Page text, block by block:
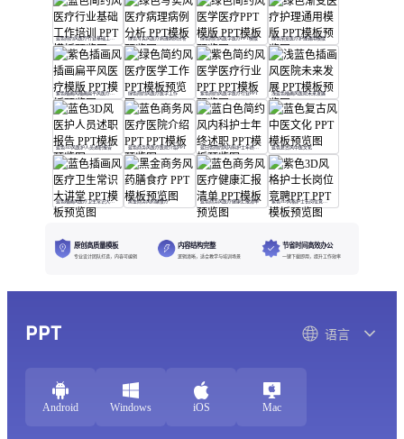
蓝色简约风医疗行业基础工作培训 绿色写实风医疗病理病例分析 绿色简约风医学医疗PPT模版 绿色渐变医疗护理通用模版
紫色插画风插画扁平风医疗模版 绿色简约风医疗医学工作 紫色简约风医学医疗行业PPT 浅蓝色插画风医院未来发展
蓝色3D风医护人员述职报告 蓝色商务风医疗医院介绍PPT 蓝白色简约风内科护士年终述职 蓝色复古风中医文化
蓝色插画风医疗卫生常识大讲堂 黑金商务风药膳食疗 蓝色商务风医疗健康汇报清单 紫色3D风格护士长岗位竞聘PPT
原创高质量模板
专业设计团队打造，内容可编辑
内容结构完整
逻辑清晰，适合教学与培训场景
节省时间高效办公
一键下载即用，提升工作效率
PPT 语言
Android Windows iOS Mac